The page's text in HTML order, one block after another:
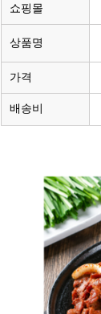
쇼핑몰
상품명
가격
배송비